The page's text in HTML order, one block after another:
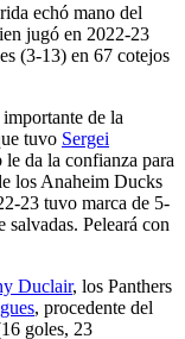
echó mano del
jugó en 2022-23
(3-13) en 67 cotejos
de la
tuvo Sergei
da la confianza para
los Anaheim Ducks
23 tuvo marca de 5-
Peleará con
Duclair, los Panthers
, procedente del
goles, 23